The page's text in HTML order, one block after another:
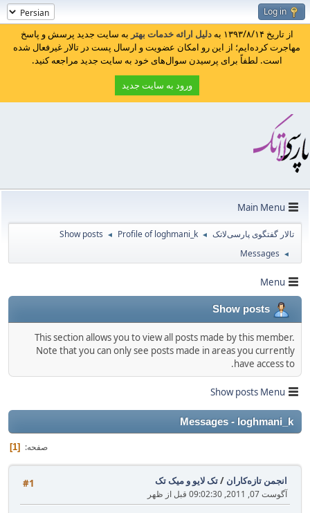
Log in
از تاریخ ۱۳۹۳/۸/۱۴ به دلیل ارائه خدمات بهتر به سایت جدید پرسش و پاسخ
مهاجرت کرده‌ایم؛ از این رو امکان عضویت و ارسال پست در تالار غیرفعال شده
است. لطفاً برای پرسیدن سوال‌های خود به سایت جدید مراجعه کنید.
ورود به سایت جدید
Main Menu
تالار گفتگوی پارسی‌لاتک ◄
Profile of loghmani_k
◄
Show posts
◄
Messages
Menu
Show posts
This section allows you to view all posts made by this member.
Note that you can only see posts made in areas you currently
have access to.
Show posts Menu
Messages - loghmani_k
صفحه 1
#1 انجمن تازه‌کاران /تک لایو و میک تک
آگوست 07, 2011, 09:02:30 قبل از ظهر